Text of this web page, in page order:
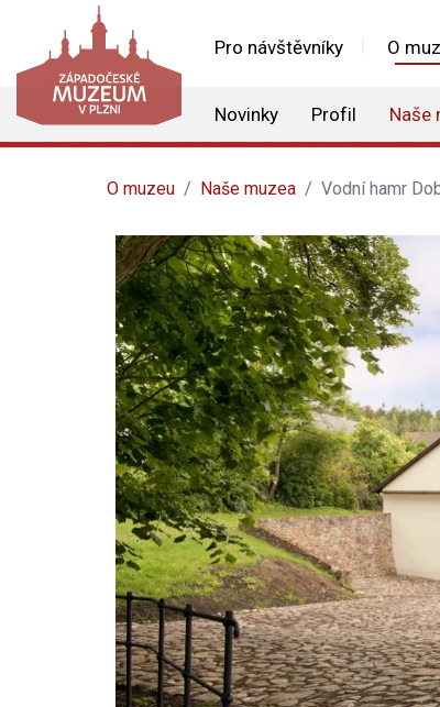
Pro návštěvníky O
Novinky Profil Naše
O muzeu Naše muzea Vodní hamr